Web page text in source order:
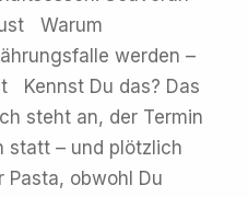
Warum
werden –
Kennst Du das? Das
steht an, der Termin
statt – und plötzlich
Pasta, obwohl Du